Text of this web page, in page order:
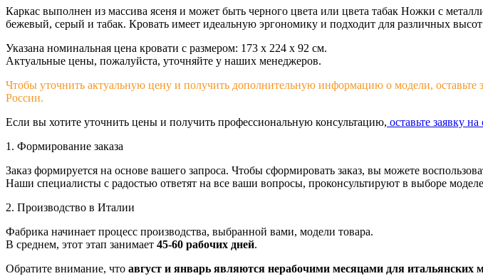
Каркас выполнен из массива ясеня и может быть черного цвета или цвета табак Ножки с
бежевый, серый и табак. Кровать имеет идеальную эргономику и подходит для различных
Указана номинальная цена кровати с размером: 173 x 224 х 92 см.
Актуальные цены, пожалуйста, уточняйте у наших менеджеров.
Чтобы уточнить актуальную цену и получить дополнительную информацию о модели, оставьте
России.
Если вы хотите уточнить цены и получить профессиональную консультацию, оставьте заявку на
1. Формирование заказа
Заказ формируется на основе вашего запроса. Чтобы сформировать заказ, вы можете
Наши специалисты с радостью ответят на все ваши вопросы, проконсультируют в выборе
2. Производство в Италии
Фабрика начинает процесс производства, выбранной вами, модели товара.
В среднем, этот этап занимает 45-60 рабочих дней.
Обратите внимание, что август и январь являются нерабочими месяцами для итальянских